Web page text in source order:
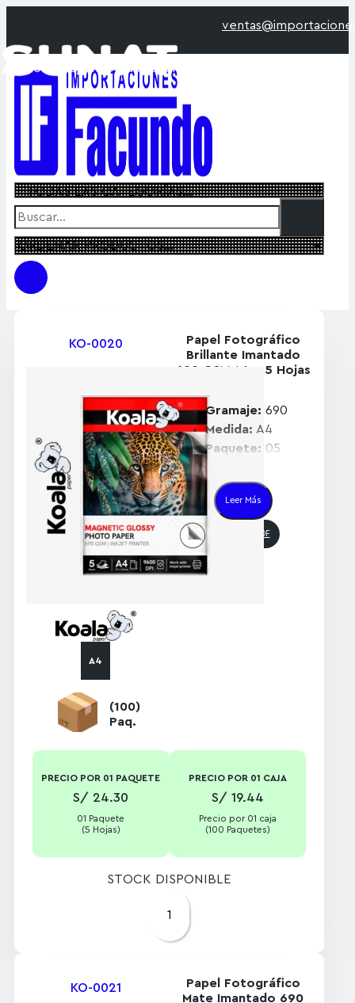
incluyen IGV de acuerdo a
KO-0020
A4
(100)
Paq.
Papel Fotográfico
Brillante Imantado
690 GSM A4 – 5 Hojas
Gramaje: 690
Medida: A4
Paquete: 05
Caja:100
Paquetes
Leer Más
Catálogo PDF
PRECIO POR 01 PAQUETE
S/ 24.30
01 Paquete
(5 Hojas)
PRECIO POR 01 CAJA
S/ 19.44
Precio por 01 caja
(100 Paquetes)
STOCK DISPONIBLE
1
KO-0021
Papel Fotográfico
Mate Imantado 690